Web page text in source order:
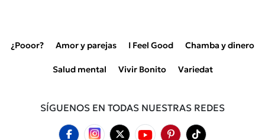
¿Pooor? Amor y parejas I Feel Good Chamba y dinero
Salud mental Vivir Bonito Variedat
SÍGUENOS EN TODAS NUESTRAS REDES